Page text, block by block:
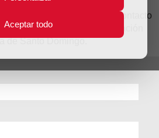
Aceptar todo
puede ponerse en contacto
Aranzibia O.P.
de Santo Domingo.